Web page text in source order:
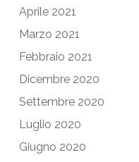
Aprile 2021
Marzo 2021
Febbraio 2021
Dicembre 2020
Settembre 2020
Luglio 2020
Giugno 2020